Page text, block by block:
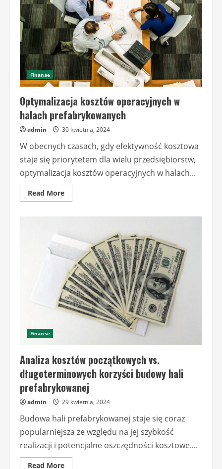
Finanse
Optymalizacja kosztów operacyjnych w
halach prefabrykowanych
admin 30 kwietnia, 2024
W obecnych czasach, gdy efektywność kosztowa
staje się priorytetem dla wielu przedsiębiorstw,
optymalizacja kosztów operacyjnych w halach...
Read MoreRead
more
halach
prefabrykowanych
Finanse
Analiza kosztów początkowych vs.
długoterminowych korzyści budowy hali
prefabrykowanej
admin 29 kwietnia, 2024
Budowa hali prefabrykowanej staje się coraz
popularniejsza ze względu na jej szybkość
realizacji i potencjalne oszczędności kosztowe....
Read MoreRead